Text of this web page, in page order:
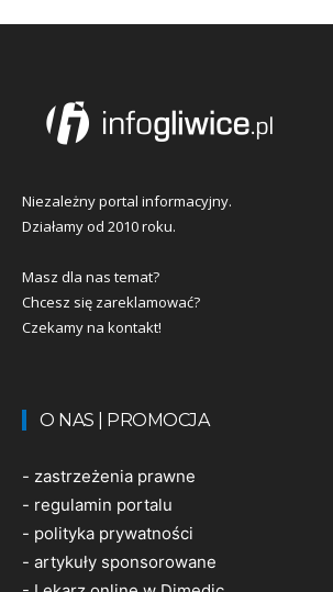
Niezależny portal informacyjny.
Działamy od 2010 roku.
Masz dla nas temat?
Chcesz się zareklamować?
Czekamy na kontakt!
O NAS | PROMOCJA
- zastrzeżenia prawne
- regulamin portalu
- polityka prywatności
- artykuły sponsorowane